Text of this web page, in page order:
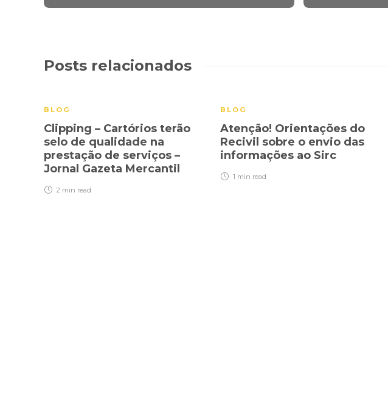
Posts relacionados
BLOG
Clipping – Cartórios terão
selo de qualidade na
prestação de serviços –
Jornal Gazeta Mercantil
2 min read
BLOG
Atenção! Orientações do
Recivil sobre o envio das
informações ao Sirc
1 min read